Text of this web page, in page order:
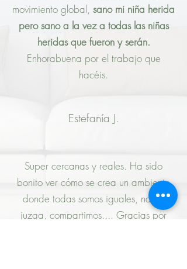
movimiento global, sano mi niña herida
pero sano a la vez a todas las niñas
heridas que fueron y serán.
Enhorabuena por el trabajo que
hacéis.
Estefanía J.
Super cercanas y reales. Ha sido
bonito ver cómo se crea un ambiente
donde todas somos iguales, nadie
juzga, compartimos.... Gracias por